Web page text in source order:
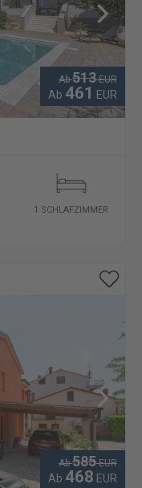
Ab513 EUR
Ab 461 EUR
1 SCHLAFZIMMER
Ab585 EUR
Ab 468 EUR